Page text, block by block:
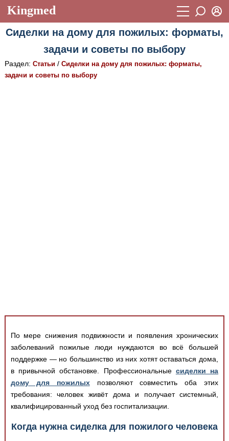
Kingmed
Учебный материал
Видеогалерея 899
Фотогалерея (1906)
Пароль
Сиделки на дому для пожилых: форматы,
задачи и советы по выбору
Раздел: Статьи/ Сиделки на дому для пожилых: форматы,
задачи и советы по выбору
По мере снижения подвижности и появления хронических
заболеваний пожилые люди нуждаются во всё большей
поддержке — но большинство из них хотят оставаться дома,
в привычной обстановке. Профессиональные сиделки на
дому для пожилыхпозволяют совместить оба этих
требования: человек живёт дома и получает системный,
квалифицированный уход без госпитализации.
Когда нужна сиделка для пожилого человека